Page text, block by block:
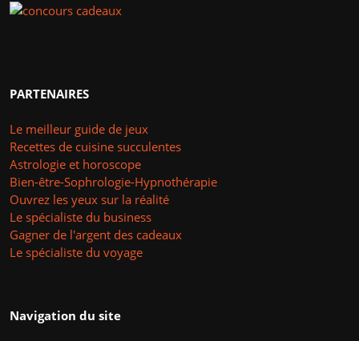
PARTENAIRES
Le meilleur guide de jeux
Recettes de cuisine succulentes
Astrologie et horoscope
Bien-être-Sophrologie-Hypnothérapie
Ouvrez les yeux sur la réalité
Le spécialiste du business
Gagner de l'argent des cadeaux
Le spécialiste du voyage
Navigation du site